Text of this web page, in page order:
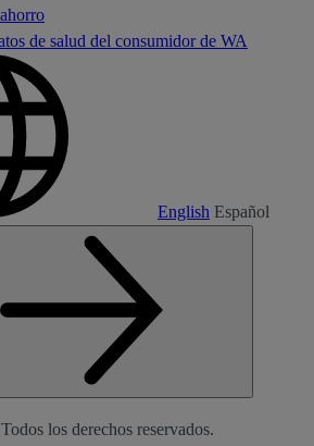
de salud del consumidor de WA
English Español
los derechos reservados.